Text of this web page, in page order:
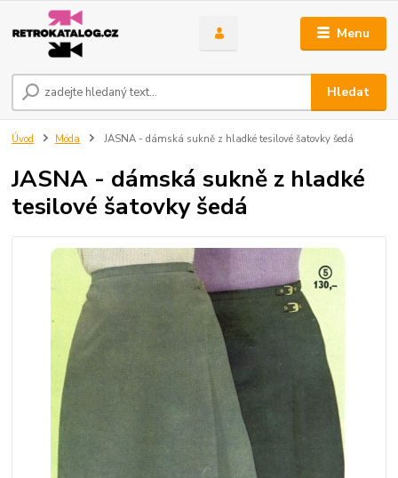
Menu
Hledat
Úvod Móda JASNA - dámská sukně z hladké tesilové šatovky šedá
JASNA - dámská sukně z hladké
tesilové šatovky šedá